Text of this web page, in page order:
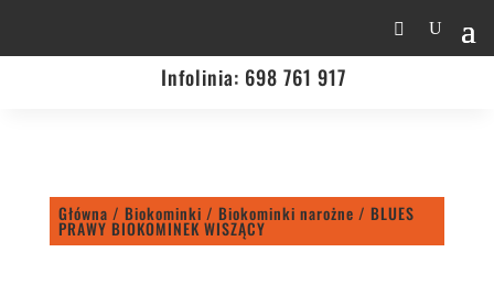
Infolinia: 698 761 917
Główna / Biokominki / Biokominki narożne / BLUES
PRAWY BIOKOMINEK WISZĄCY